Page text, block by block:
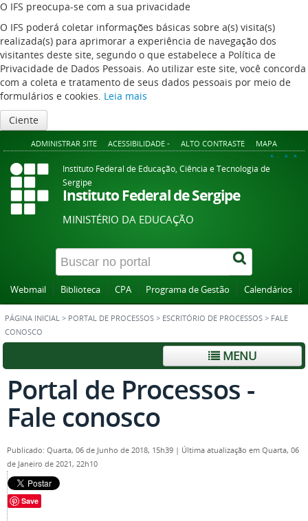
O IFS preocupa-se com a sua privacidade
O IFS poderá coletar informações básicas sobre a(s) visita(s)
realizada(s) para aprimorar a experiência de navegação dos
visitantes deste site, segundo o que estabelece a Política de
Privacidade de Dados Pessoais. Ao utilizar este site, você concorda
com a coleta e tratamento de seus dados pessoais por meio de
formulários e cookies. Leia mais
Ciente
ADMINISTRAR SITE ACESSIBILIDADE - ALTO CONTRASTE MAPA
A+ A A-
Instituto Federal de Educação, Ciência e Tecnologia de
Sergipe
Instituto Federal de Sergipe
MINISTÉRIO DA EDUCAÇÃO
Webmail Biblioteca CPA Programa de Gestão Calendários
PÁGINA INICIAL > PORTAL DE PROCESSOS > ESCRITÓRIO DE PROCESSOS > FALE
CONOSCO
MENU
Portal de Processos -
Fale conosco
Publicado: Quarta, 06 de Junho de 2018, 15h39 | Última atualização em Quarta, 06
de Janeiro de 2021, 22h10
Save